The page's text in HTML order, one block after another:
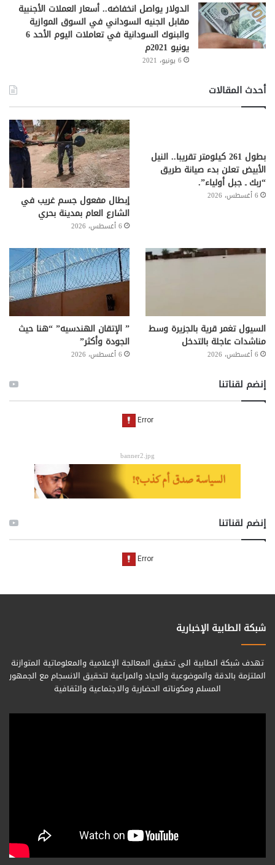
الدولار يواصل انخفاضه.. أسعار العملات الأجنبية
مقابل الجنيه السوداني في السوق الموازية
والبنوك السودانية في تعاملات اليوم الأحد 6
يونيو 2021م
6 يونيو، 2021
أحدث المقالات
بطول 261 كيلومتر تقريبا.. النيل
الأبيض تعلن بدء صيانة طريق
“ربك ـ جبل أولياء”.
6 أغسطس، 2026 إبطال مفعول جسم غريب في
الشارع العام بمدينة بحري
6 أغسطس، 2026
السيول تغمر قرية بالجزيرة وسط
مناشدات عاجلة بالتدخل
6 أغسطس، 2026
” الإتقان الهندسيه” “هنا حيث
الجودة وأكثر”
6 أغسطس، 2026
إنضم لقناتنا
banner2.jpg
إنضم لقناتنا
شبكة الطابية الإخبارية
تهدف شبكة الطابية الى تحقيق المعالجة الإعلامية والمعلوماتية المتوازنة
الملتزمة بالدقة والموضوعية والحياد والمراعية لتحقيق الانسجام مع الجمهور
المسلم ومكوناته الحضارية والاجتماعية والثقافية